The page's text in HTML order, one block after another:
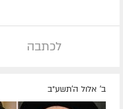
לכתבה
ב' אלול ה׳תשע״ב